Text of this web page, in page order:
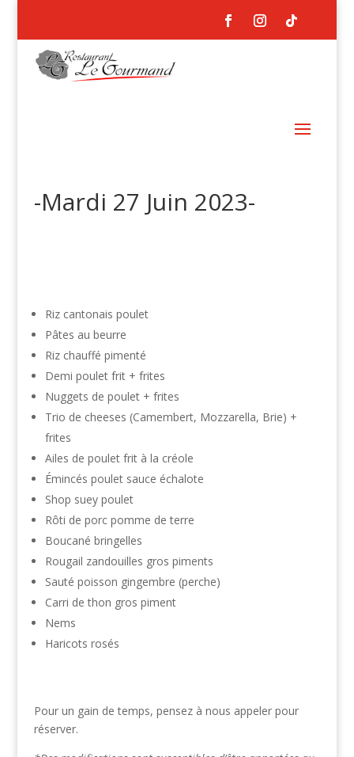
-Mardi 27 Juin 2023-
Riz cantonais poulet
Pâtes au beurre
Riz chauffé pimenté
Demi poulet frit + frites
Nuggets de poulet + frites
Trio de cheeses (Camembert, Mozzarella, Brie) +
frites
Ailes de poulet frit à la créole
Émincés poulet sauce échalote
Shop suey poulet
Rôti de porc pomme de terre
Boucané bringelles
Rougail zandouilles gros piments
Sauté poisson gingembre (perche)
Carri de thon gros piment
Nems
Haricots rosés
Pour un gain de temps, pensez à nous appeler pour
réserver.